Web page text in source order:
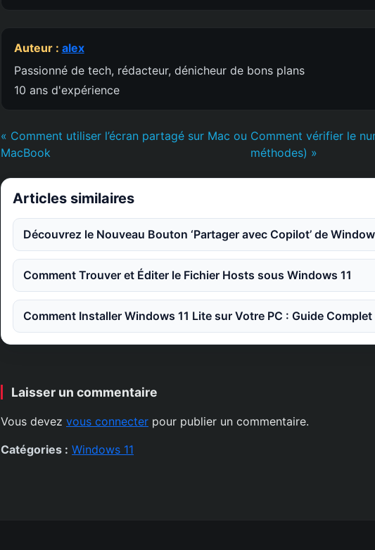
Auteur : alex
Passionné de tech, rédacteur, dénicheur de bons plans
10 ans d'expérience
« Comment utiliser l’écran partagé sur Mac ou
MacBook
Comment vérifier le
méthodes) »
Articles similaires
Découvrez le Nouveau Bouton ‘Partager avec Copilot’ de
Comment Trouver et Éditer le Fichier Hosts sous Windows 11
Comment Installer Windows 11 Lite sur Votre PC : Guide Complet
Laisser un commentaire
Vous devez vous connecter pour publier un commentaire.
Catégories : Windows 11